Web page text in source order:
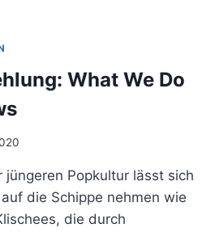
What We Do
jüngeren Popkultur lässt sich
die Schippe nehmen wie
die durch